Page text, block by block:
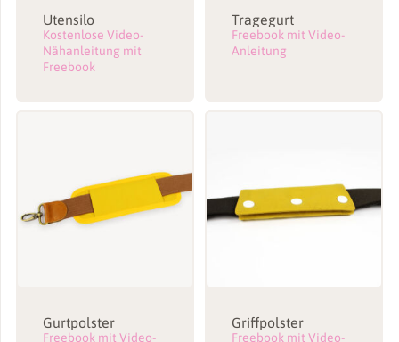
Utensilo
Kostenlose Video-
Nähanleitung mit
Freebook
Tragegurt
Freebook mit Video-
Anleitung
Gurtpolster
Freebook mit Video-
Griffpolster
Freebook mit Video-